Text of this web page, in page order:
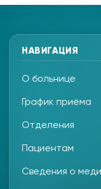
НАВИГАЦИЯ
О больнице
График приёма
Отделения
Пациентам
Сведения о